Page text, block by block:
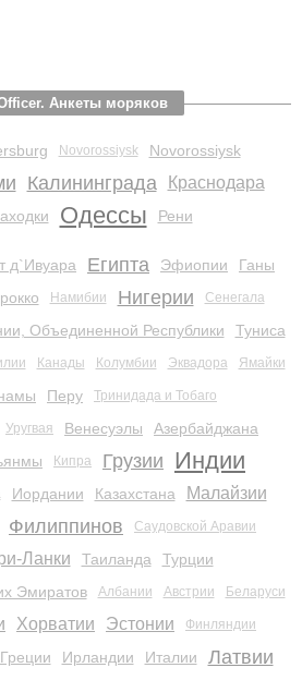
Анкеты моряков
Novorossiysk Novorossiysk
Калининграда Краснодара
Одессы Рени
д`Ивуара Египта Эфиопии
Ганы
Намибии Нигерии Сенегала
Объединенной Республики Туниса
Канады Колумбии Эквадора Ямайки
Перу Тринидада и Тобаго
Уругвая Венесуэлы Азербайджана
Кипра Грузии Индии
Иордании Казахстана Малайзии
Филиппинов Саудовской Аравии
Ланки Таиланда
Турции
Эмиратов
Албании Австрии Беларуси
Хорватии Эстонии Финляндии
Греции Ирландии Италии
Латвии